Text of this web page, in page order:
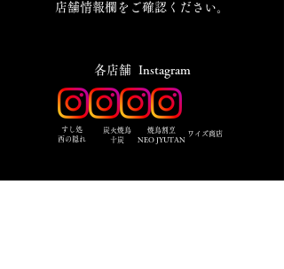
店舗情報欄をご確認ください。
​各店舗 Instagram
​すし処
西の隠れ
炭火焼鳥
十炭
焼鳥割烹
NEO JYUTAN
ワイズ商店